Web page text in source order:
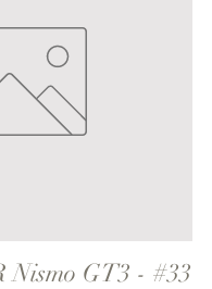
rápida
Nismo GT3 - #33